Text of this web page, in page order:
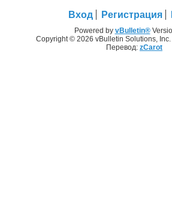
Вход Регистрация
Powered by vBulletin®
Copyright © 2026 vBulletin Solutions,
Перевод: zCarot